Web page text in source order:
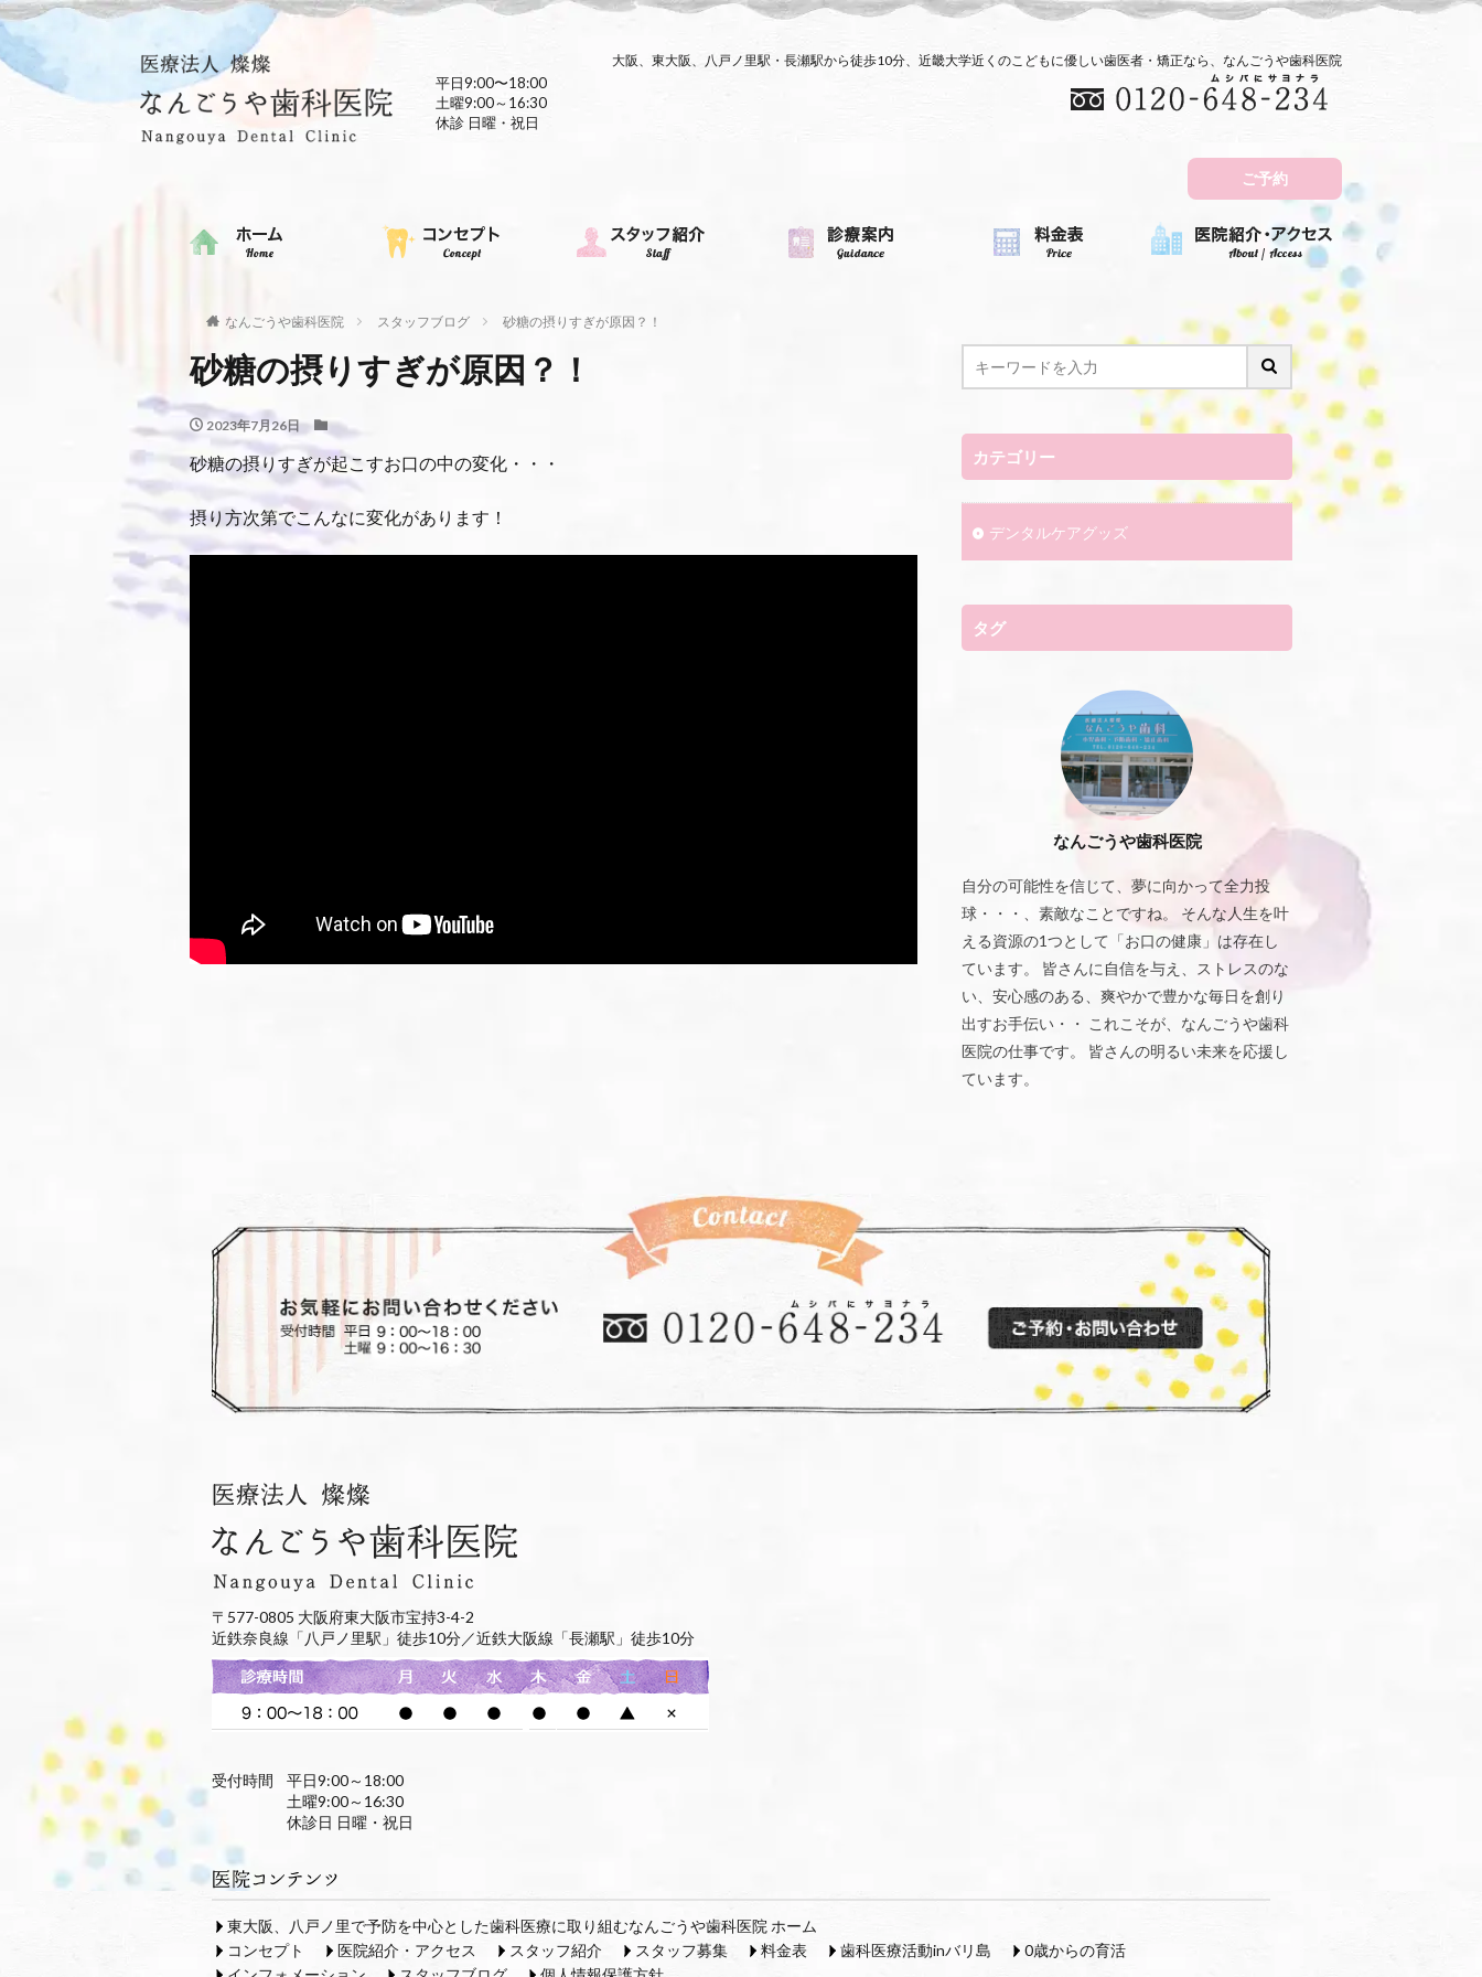
大阪、東大阪、八戸ノ里駅・長瀬駅から徒歩10分、近畿大学近くのこどもに優しい歯医者・矯正なら、なんごうや歯科医院
平日9:00〜18:00
土曜9:00～16:30
休診 日曜・祝日
ご予約
なんごうや歯科医院 スタッフブログ 砂糖の摂りすぎが原因？！
砂糖の摂りすぎが原因？！
2023年7月26日
砂糖の摂りすぎが起こすお口の中の変化・・・
摂り方次第でこんなに変化があります！
カテゴリー
デンタルケアグッズ
タグ
なんごうや歯科医院
自分の可能性を信じて、夢に向かって全力投
球・・・、素敵なことですね。 そんな人生を叶
える資源の1つとして「お口の健康」は存在し
ています。 皆さんに自信を与え、ストレスのな
い、安心感のある、爽やかで豊かな毎日を創り
出すお手伝い・・ これこそが、なんごうや歯科
医院の仕事です。 皆さんの明るい未来を応援し
ています。
〒577-0805 大阪府東大阪市宝持3-4-2
近鉄奈良線「八戸ノ里駅」徒歩10分／近鉄大阪線「長瀬駅」徒歩10分
受付時間
平日9:00～18:00
土曜9:00～16:30
休診日 日曜・祝日
東大阪、八戸ノ里で予防を中心とした歯科医療に取り組むなんごうや歯科医院 ホーム
コンセプト
医院紹介・アクセス スタッフ紹介 スタッフ募集 料金表 歯科医療活動inバリ島
0歳からの育活